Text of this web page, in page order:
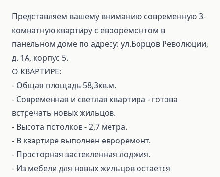
Представляем вашему вниманию современную 3-
комнатную квартиру с евроремонтом в
панельном доме по адресу: ул.Борцов Революции,
д. 1А, корпус 5.
О КВАРТИРЕ:
- Общая площадь 58,3кв.м.
- Современная и светлая квартира - готова
встречать новых жильцов.
- Высота потолков - 2,7 метра.
- В квартире выполнен евроремонт.
- Просторная застекленная лоджия.
- Из мебели для новых жильцов остается